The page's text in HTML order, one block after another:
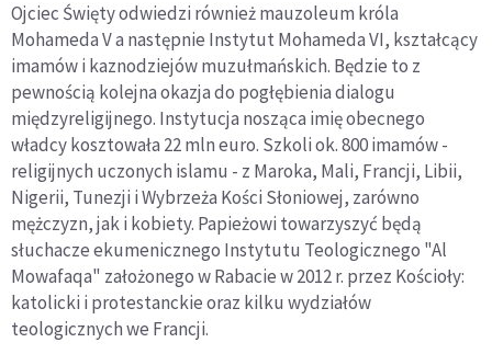
Ojciec Święty odwiedzi również mauzoleum króla
Mohameda V a następnie Instytut Mohameda VI, kształcący
imamów i kaznodziejów muzułmańskich. Będzie to z
pewnością kolejna okazja do pogłębienia dialogu
międzyreligijnego. Instytucja nosząca imię obecnego
władcy kosztowała 22 mln euro. Szkoli ok. 800 imamów -
religijnych uczonych islamu - z Maroka, Mali, Francji, Libii,
Nigerii, Tunezji i Wybrzeża Kości Słoniowej, zarówno
mężczyzn, jak i kobiety. Papieżowi towarzyszyć będą
słuchacze ekumenicznego Instytutu Teologicznego "Al
Mowafaqa" założonego w Rabacie w 2012 r. przez Kościoły:
katolicki i protestanckie oraz kilku wydziałów
teologicznych we Francji.